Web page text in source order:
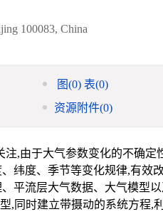
100083, China
图(0)表(0)
资源附件(0)
,由于大气参数变化的不确定
纬度、季节等变化规律,有效
平流层大气数据、大气模型
,同时建立带摄动的系统方程,